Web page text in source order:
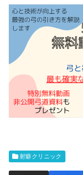
射癖クリニック